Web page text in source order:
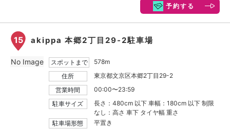
予約する
15 akippa 本郷2丁目29-2駐車場
スポットまで
578m
住所
東京都文京区本郷2丁目29-2
営業時間
00:00〜23:59
駐車サイズ
長さ：480cm 以下 車幅：180cm 以下 制限
なし：高さ 車下 タイヤ幅 重さ
駐車場形態
平置き
No Image